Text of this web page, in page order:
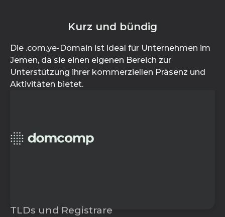
Kurz und bündig
Die .com.ye-Domain ist ideal für Unternehmen im
Jemen, da sie einen eigenen Bereich zur
Unterstützung ihrer kommerziellen Präsenz und
Aktivitäten bietet.
TLDs und Registrare